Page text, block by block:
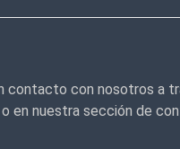
contacto con nosotros a
o en nuestra sección de